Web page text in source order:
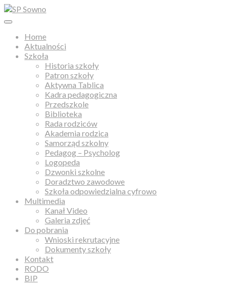
Home
Aktualności
Szkoła
Historia szkoły
Patron szkoły
Aktywna Tablica
Kadra pedagogiczna
Przedszkole
Biblioteka
Rada rodziców
Akademia rodzica
Samorząd szkolny
Pedagog – Psycholog
Logopeda
Dzwonki szkolne
Doradztwo zawodowe
Szkoła odpowiedzialna cyfrowo
Multimedia
Kanał Video
Galeria zdjęć
Do pobrania
Wnioski rekrutacyjne
Dokumenty szkoły
Kontakt
RODO
BIP